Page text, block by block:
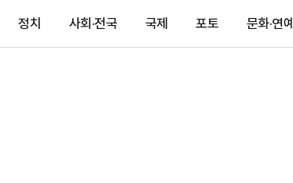
정치 사회·전국 국제 포토 문화·연예